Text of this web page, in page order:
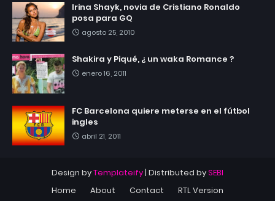
Irina Shayk, novia de Cristiano Ronaldo
posa para GQ
agosto 25, 2010
Shakira y Piqué, ¿ un waka Romance ?
enero 16, 2011
FC Barcelona quiere meterse en el fútbol
ingles
abril 21, 2011
Design byTemplateify| Distributed bySEBI
Home
About Contact RTL Version